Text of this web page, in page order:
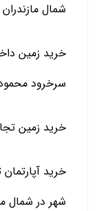
شمال
خرید زمین
سرخرود
خرید زمین
خرید
شهر در شمال